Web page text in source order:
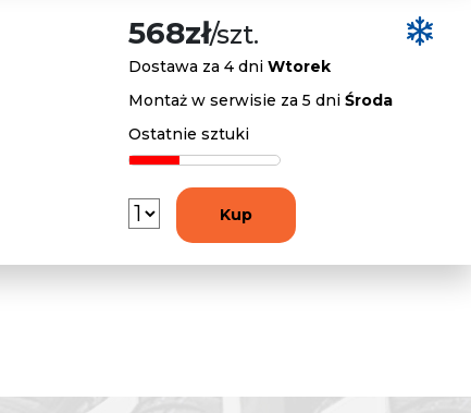
568zł/szt.
Dostawa za 4 dni Wtorek
Montaż w serwisie za 5 dni Środa
Ostatnie sztuki
Kup